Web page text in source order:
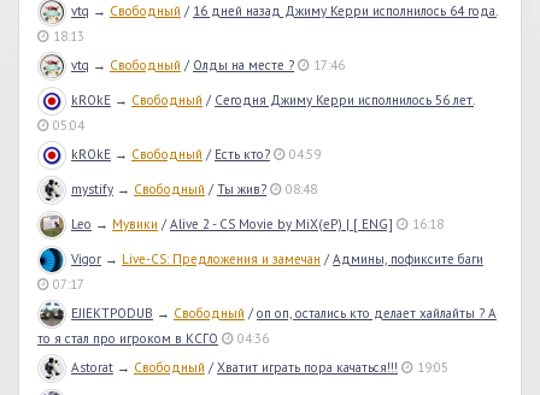
vtq → Свободный / 16 дней назад Джиму Керри исполнилось 64 года.
18:13
vtq → Свободный / Олды на месте ? 17:46
kROkE → Свободный / Сегодня Джиму Керри исполнилось 56 лет.
05:04
kROkE → Свободный / Есть кто? 04:59
mystify → Свободный /Ты жив? 08:48
Leo → Мувики /Alive 2 - CS Movie by MiX(eP) | [ ENG] 16:18
Vigor → Live-CS: Предложения и замечан /Админы, пофиксите баги
07:17
EJIEKTPODUB → Свободный /оп оп, остались кто делает хайлайты ? А
то я стал про игроком в КСГО
04:36
Astorat → Свободный /Хватит играть пора качаться!!! 19:05